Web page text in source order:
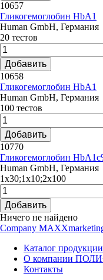
10657
Гликогемоглобин HbA1
Human GmbH, Германия
20 тестов
Добавить
10658
Гликогемоглобин HbA1
Human GmbH, Германия
100 тестов
Добавить
10770
Гликогемоглобин
Human GmbH, Германия
1x30;1x10;2x100
Добавить
Ничего не найдено
Company
Каталог продукции
О компании
Контакты